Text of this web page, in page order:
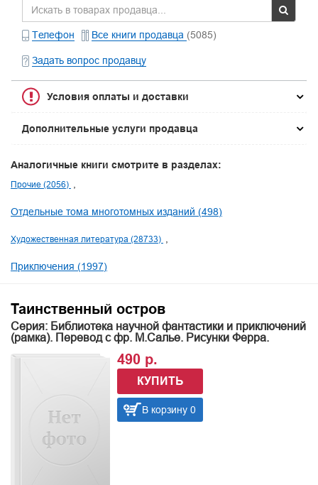
Телефон Все книги продавца (5085)
Задать вопрос продавцу
Условия оплаты и доставки
Дополнительные услуги продавца
Аналогичные книги смотрите в разделах:
Прочие (2056)
Отдельные тома многотомных изданий (498)
Художественная литература (28733)
Приключения (1997)
Таинственный остров
Серия: Библиотека научной фантастики и приключений
(рамка). Перевод с фр. М.Салье. Рисунки Ферра.
490 р.
КУПИТЬ
В корзину 0